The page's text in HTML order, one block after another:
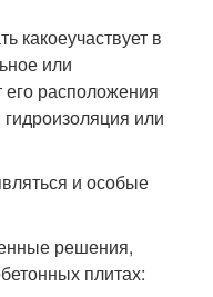
какоеучаствует в
или
расположения
или
и особые
решения,
плитах: